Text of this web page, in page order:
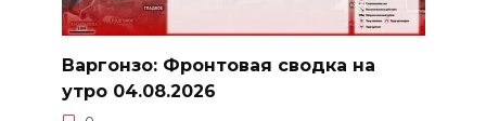
Варгонзо: Фронтовая сводка на
утро 04.08.2026